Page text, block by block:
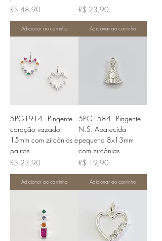
Preço
R$ 48,90
Adicionar ao carrinho
Preço
R$ 23,90
Adicionar ao carrinho
5PG1914 - Pingente
coração vazado
15mm com zircônias e
palitos
Preço
R$ 23,90
Adicionar ao carrinho
5PG1584 - Pingente
N.S. Aparecida
pequena 8x13mm
com zircônias
Preço
R$ 19,90
Adicionar ao carrinho